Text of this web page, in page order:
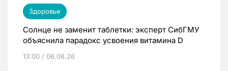
Здоровье
Солнце не заменит таблетки: эксперт СибГМУ
объяснила парадокс усвоения витамина D
13:00 / 06.08.26